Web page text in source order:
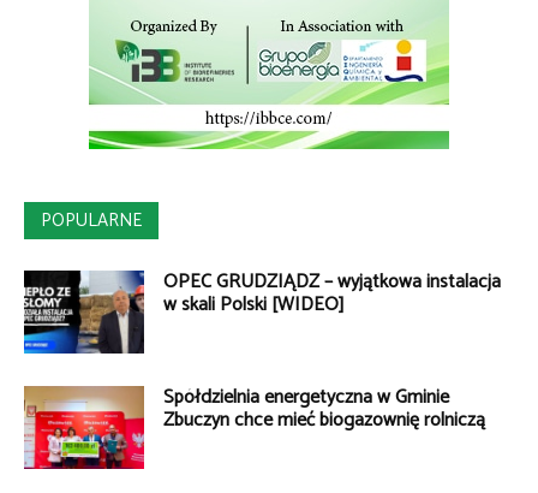
POPULARNE
OPEC GRUDZIĄDZ – wyjątkowa instalacja
w skali Polski [WIDEO]
Spółdzielnia energetyczna w Gminie
Zbuczyn chce mieć biogazownię rolniczą